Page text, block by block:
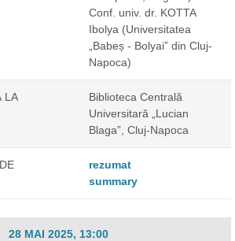
Conf. univ. dr. KOTTA
Ibolya (Universitatea
„Babeș - Bolyai” din Cluj-
Napoca)
LA
Biblioteca Centrală
Universitară „Lucian
Blaga”, Cluj-Napoca
rezumat
summary
28 MAI 2025, 13:00